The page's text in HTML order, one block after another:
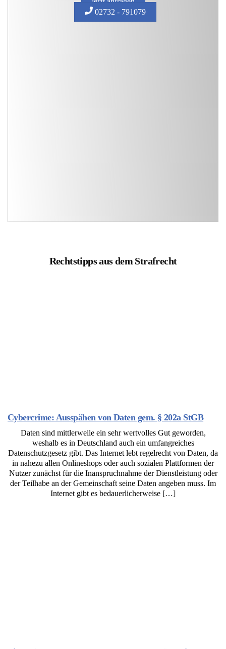
02732 - 791079
Rechtstipps aus dem Strafrecht
Cybercrime: Ausspähen von Daten gem. § 202a StGB
Daten sind mittlerweile ein sehr wertvolles Gut geworden,
weshalb es in Deutschland auch ein umfangreiches
Datenschutzgesetz gibt. Das Internet lebt regelrecht von Daten, da
in nahezu allen Onlineshops oder auch sozialen Plattformen der
Nutzer zunächst für die Inanspruchnahme der Dienstleistung oder
der Teilhabe an der Gemeinschaft seine Daten angeben muss. Im
Internet gibt es bedauerlicherweise […]